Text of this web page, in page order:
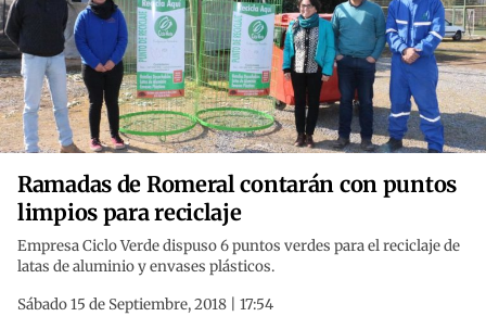
Ramadas de Romeral contarán con puntos
limpios para reciclaje
Empresa Ciclo Verde dispuso 6 puntos verdes para el reciclaje de
latas de aluminio y envases plásticos.
Sábado 15 de Septiembre, 2018 | 17:54